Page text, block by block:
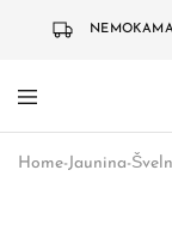
Labs
Home-Jaunina-